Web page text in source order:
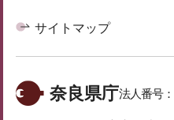
サイトマップ
奈良県庁法人番号：